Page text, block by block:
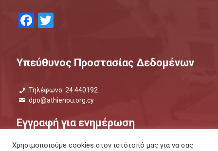
Facebook
Twitter
Υπεύθυνος Προστασίας Δεδομένων
Τηλέφωνο: 24 440192
dpo@athienou.org.cy
Εγγραφή για ενημέρωση
Μάθετε τι συμβαίνει και μείνετε ενημερωμένοι.
Χρησιμοποιούμε cookies στον ιστότοπό μας για να σας